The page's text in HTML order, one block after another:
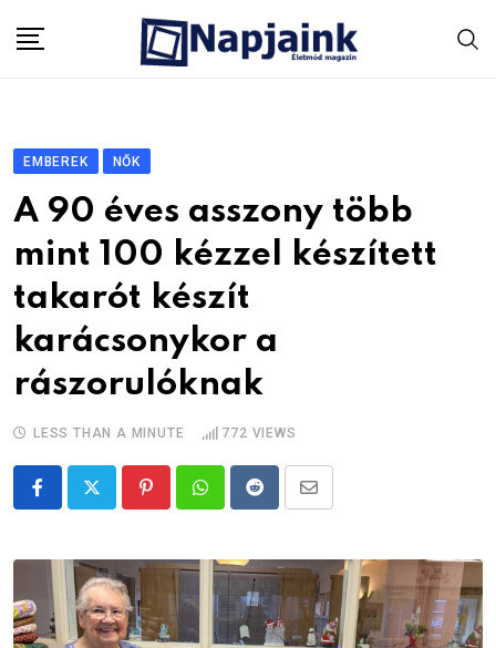
EMBEREK NŐK
A 90 éves asszony több
mint 100 kézzel készített
takarót készít
karácsonykor a
rászorulóknak
LESS THAN A MINUTE 772 VIEWS
PinterestWhatsappRedditShare
Email